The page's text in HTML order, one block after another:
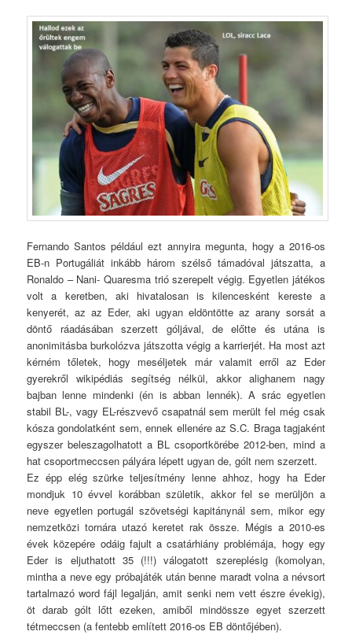
Fernando Santos például ezt annyira megunta, hogy a 2016-os
EB-n Portugáliát inkább három szélső támadóval játszatta, a
Ronaldo – Nani- Quaresma trió szerepelt végig. Egyetlen játékos
volt a keretben, aki hivatalosan is kilencesként kereste a
kenyerét, az az Eder, aki ugyan eldöntötte az arany sorsát a
döntő ráadásában szerzett góljával, de előtte és utána is
anonimitásba burkolózva játszotta végig a karrierjét. Ha most azt
kérném tőletek, hogy meséljetek már valamit erről az Eder
gyerekről wikipédiás segítség nélkül, akkor alighanem nagy
bajban lenne mindenki (én is abban lennék). A srác egyetlen
stabil BL-, vagy EL-részvevő csapatnál sem merült fel még csak
kósza gondolatként sem, ennek ellenére az S.C. Braga tagjaként
egyszer beleszagolhatott a BL csoportkörébe 2012-ben, mind a
hat csoportmeccsen pályára lépett ugyan de, gólt nem szerzett.
Ez épp elég szürke teljesítmény lenne ahhoz, hogy ha Eder
mondjuk 10 évvel korábban születik, akkor fel se merüljön a
neve egyetlen portugál szövetségi kapitánynál sem, mikor egy
nemzetközi tornára utazó keretet rak össze. Mégis a 2010-es
évek közepére odáig fajult a csatárhiány problémája, hogy egy
Eder is eljuthatott 35 (!!!) válogatott szereplésig (komolyan,
mintha a neve egy próbajáték után benne maradt volna a névsort
tartalmazó word fájl legalján, amit senki nem vett észre évekig),
öt darab gólt lőtt ezeken, amiből mindössze egyet szerzett
tétmeccsen (a fentebb említett 2016-os EB döntőjében).